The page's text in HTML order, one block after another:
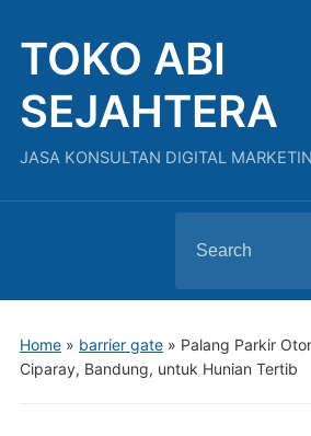
TOKO ABI
SEJAHTERA
JASA KONSULTAN DIGITAL
for:
Home» barrier gate» Palang Parkir
Ciparay, Bandung, untuk Hunian Tertib